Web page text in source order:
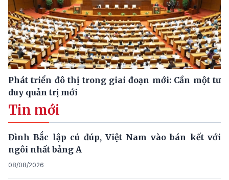
Phát triển đô thị trong giai đoạn mới: Cần một tư
duy quản trị mới
Tin mới
Đình Bắc lập cú đúp, Việt Nam vào bán kết với
ngôi nhất bảng A
08/08/2026